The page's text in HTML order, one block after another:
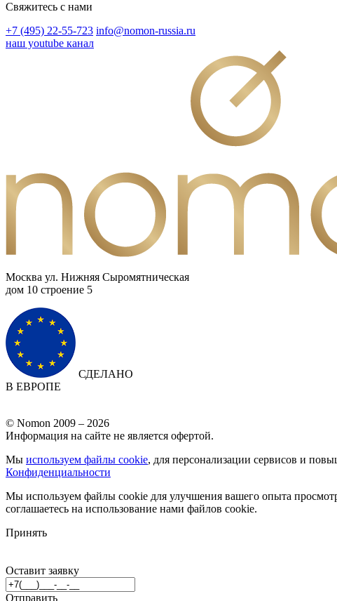
Свяжитесь с нами
+7 (495) 22-55-723 info@nomon-russia.ru
наш youtube канал
Москва ул. Нижняя Сыромятническая
дом 10 cтроение 5
СДЕЛАНО
В ЕВРОПЕ
© Nomon 2009 – 2026
Информация на сайте не является офертой.
Мы используем файлы cookie, для персонализации сервисов и
Конфиденциальности
Мы используем файлы cookie для улучшения вашего опыта
соглашаетесь на использование нами файлов cookie.
Принять
Оставит заявку
Отправить